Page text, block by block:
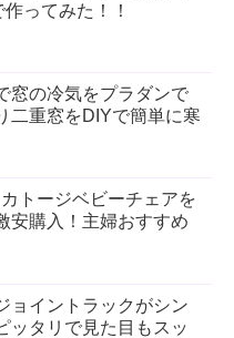
ってみた！！
窓の冷気をプラダンで
二重窓をDIYで簡単に寒
カトージベビーチェアを
安購入！主婦おすすめ
ョイントラックがシン
ッタリで見た目もスッ